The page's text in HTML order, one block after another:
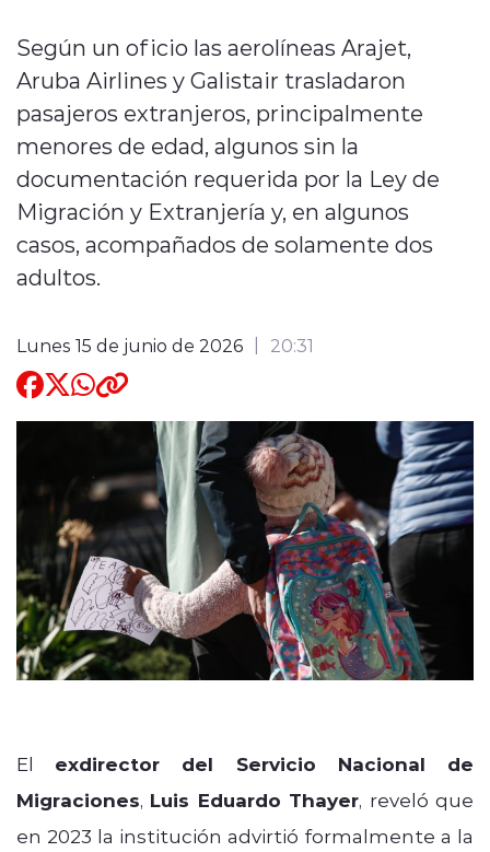
modo claro
Según un oficio las aerolíneas Arajet,
Aruba Airlines y Galistair trasladaron
pasajeros extranjeros, principalmente
menores de edad, algunos sin la
documentación requerida por la Ley de
Migración y Extranjería y, en algunos
casos, acompañados de solamente dos
adultos.
Lunes 15 de junio de 2026 20:31
El exdirector del Servicio Nacional de
Migraciones, Luis Eduardo Thayer, reveló que
en 2023 la institución advirtió formalmente a la